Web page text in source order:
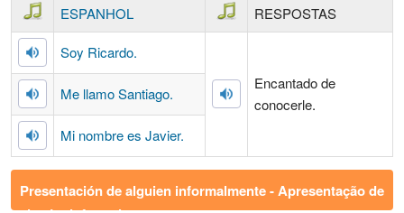
ESPANHOL RESPOSTAS
Soy Ricardo.
Encantado de
conocerle.
Me llamo Santiago.
Mi nombre es Javier.
Presentación de alguien informalmente - Apresentação de